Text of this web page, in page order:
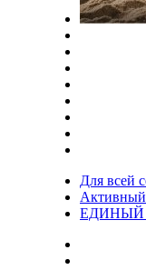
Для всей
Активный
ЕДИНЫЙ